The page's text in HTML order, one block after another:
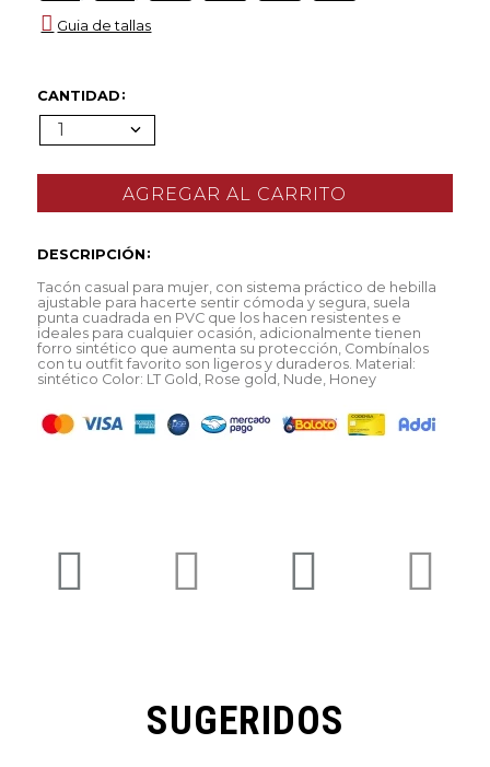
Guia de tallas
CANTIDAD
1
DESCRIPCIÓN
Tacón casual para mujer, con sistema práctico de hebilla
ajustable para hacerte sentir cómoda y segura, suela
punta cuadrada en PVC que los hacen resistentes e
ideales para cualquier ocasión, adicionalmente tienen
forro sintético que aumenta su protección, Combínalos
con tu outfit favorito son ligeros y duraderos. Material:
sintético Color: LT Gold, Rose gold, Nude, Honey
SUGERIDOS